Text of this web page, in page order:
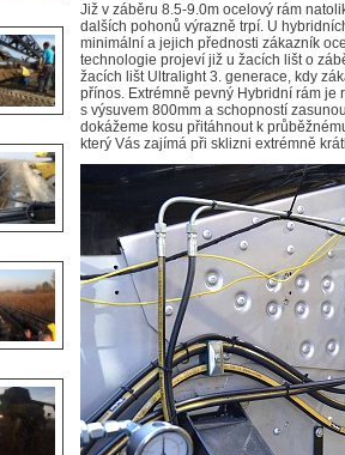
Již v záběru 8.5-9.0m ocelový rám
dalších pohonů výrazně trpí. U
minimální a jejich přednosti zákazník
technologie projeví již u žacích lišt o
žacích lišt Ultralight 3. generace, kdy
přínos. Extrémně pevný Hybridní rám
s výsuvem 800mm a schopností
dokážeme kosu přitáhnout k
který Vás zajímá při sklizni extrémně